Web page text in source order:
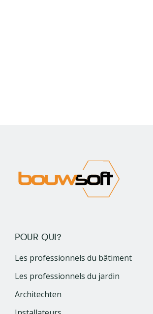
POUR QUI?
Les professionnels du bâtiment
Les professionnels du jardin
Architechten